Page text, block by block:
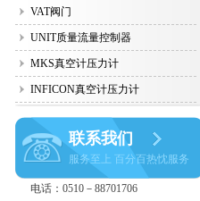
VAT阀门
UNIT质量流量控制器
MKS真空计压力计
INFICON真空计压力计
联系我们
服务至上 百分百热忱服务
电话：0510－88701706